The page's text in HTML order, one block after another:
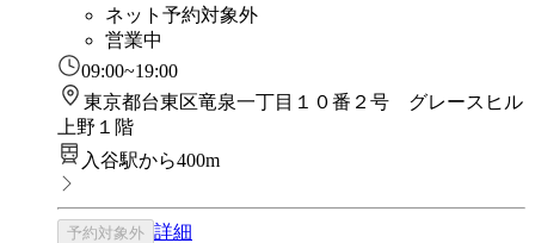
ネット予約対象外
営業中
09:00~19:00
東京都台東区竜泉一丁目１０番２号 グレースヒル
上野１階
入谷駅から400m
予約対象外 詳細